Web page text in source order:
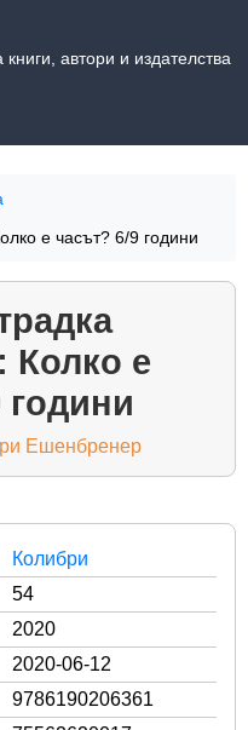
книги, автори и издателства
е часът? 6/9 години
Колко е
години
Ешенбренер
Колибри
54
2020
2020-06-12
9786190206361